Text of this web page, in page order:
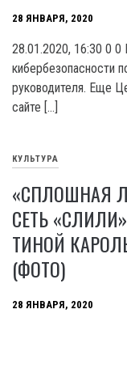
28 ЯНВАРЯ, 2020
28.01.2020, 16:30 0 0
кибербезопасности
руководителя. Еще
сайте […]
КУЛЬТУРА
«СПЛОШНАЯ
СЕТЬ
ТИНОЙ
(ФОТО)
28 ЯНВАРЯ, 2020